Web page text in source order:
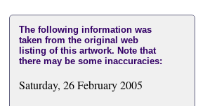
The following information was
taken from the original web
listing of this artwork. Note that
there may be some inaccuracies:
Saturday, 26 February 2005